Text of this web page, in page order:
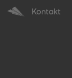
Kontakt